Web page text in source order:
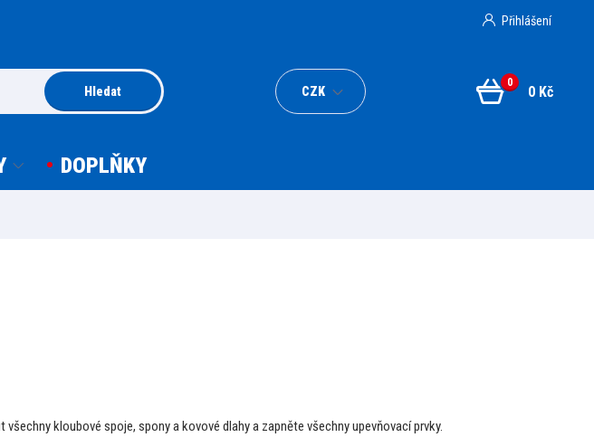
CZK
Přihlášení
Hledat
0
0 Kč
DOPLŇKY
kloubové spoje, spony a kovové dlahy a zapněte všechny upevňovací prvky.